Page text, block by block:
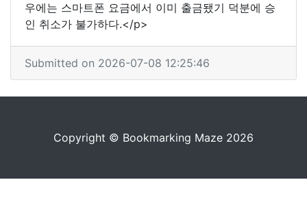
우에는 스마트폰 요금에서 이미 출금됐기 덕분에 승
인 취소가 불가하다.</p>
Submitted on 2026-07-08 12:25:46
Copyright © Bookmarking Maze 2026